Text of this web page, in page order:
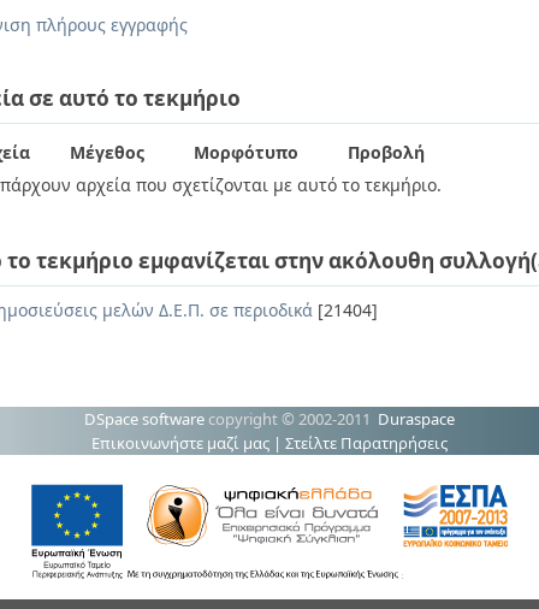
πλήρους εγγραφής
σε αυτό το τεκμήριο
Μέγεθος Μορφότυπο
Προβολή
αρχεία που σχετίζονται με αυτό το τεκμήριο.
το τεκμήριο εμφανίζεται στην ακόλουθη
μελών Δ.Ε.Π. σε περιοδικά [21404]
DSpace software copyright © 2002-2011 Duraspace
Επικοινωνήστε μαζί μας | Στείλτε Παρατηρήσεις